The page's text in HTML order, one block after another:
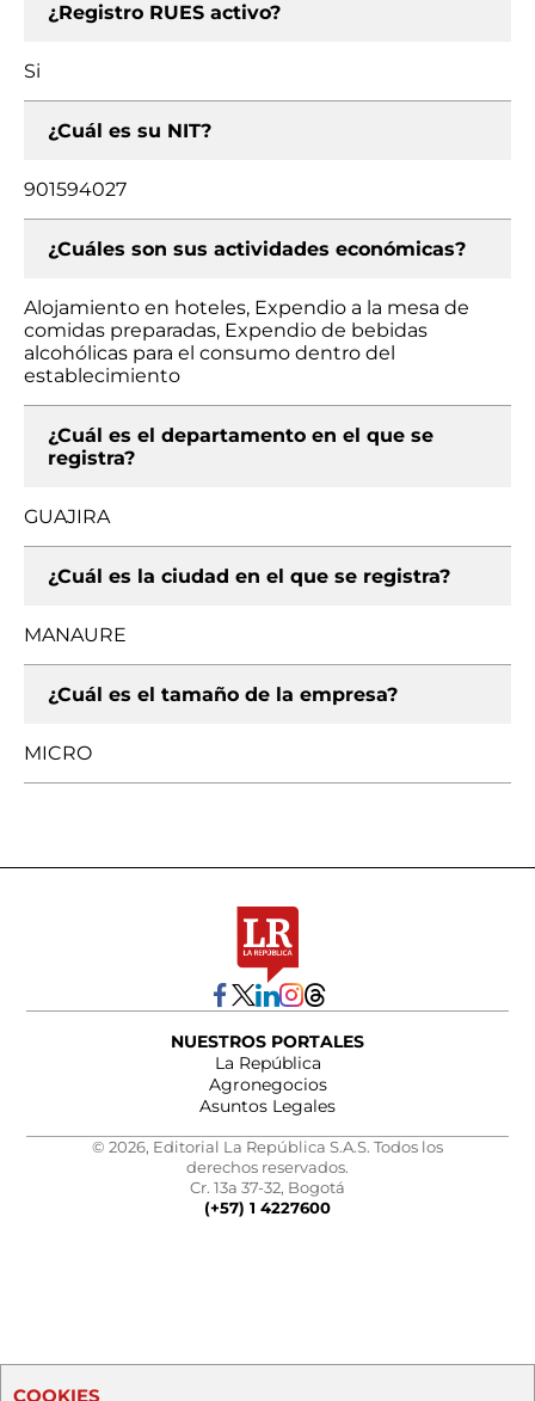
¿Registro RUES activo?
Si
¿Cuál es su NIT?
901594027
¿Cuáles son sus actividades económicas?
Alojamiento en hoteles, Expendio a la mesa de
comidas preparadas, Expendio de bebidas
alcohólicas para el consumo dentro del
establecimiento
¿Cuál es el departamento en el que se
registra?
GUAJIRA
¿Cuál es la ciudad en el que se registra?
MANAURE
¿Cuál es el tamaño de la empresa?
MICRO
NUESTROS PORTALES
La República
Agronegocios
Asuntos Legales
© 2026, Editorial La República S.A.S. Todos los
derechos reservados.
Cr. 13a 37-32, Bogotá
(+57) 1 4227600
COOKIES